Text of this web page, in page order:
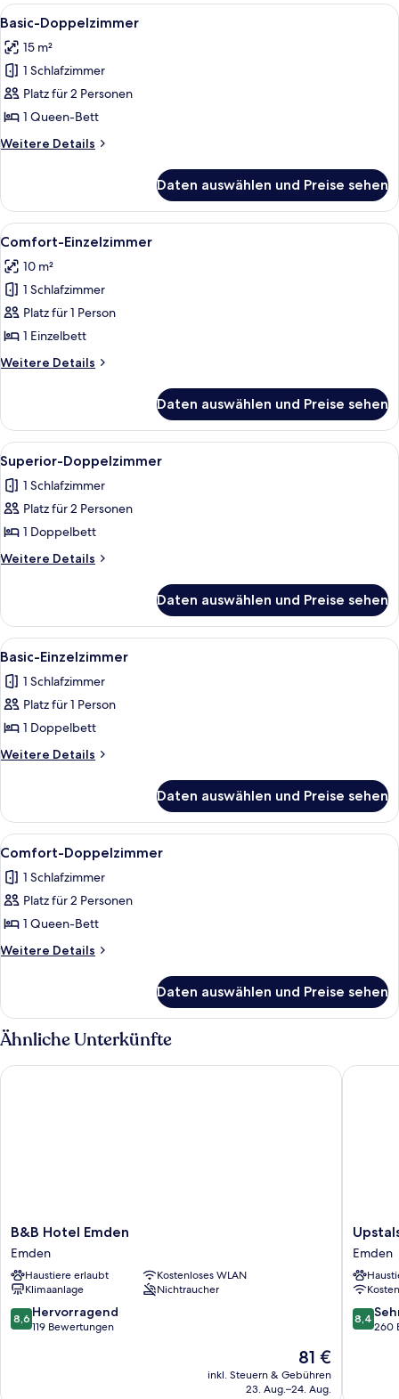
Alle
Fotos
für
Basic-
Doppelzimmer
anzeigen
Ein Hotelzimmer mit einem großen
5
Basic-Doppelzimmer
15 m²
1 Schlafzimmer
Platz für 2 Personen
1 Queen-Bett
Weitere Details
Weitere
Doppelzimmer
Daten auswählen und Preise sehen
Alle
Fotos
für
Comfort-
Einzelzimmer
anzeigen
Ein modernes Hotelzimmer mit Bett,
4
Comfort-Einzelzimmer
10 m²
1 Schlafzimmer
Platz für 1 Person
1 Einzelbett
Weitere Details
Weitere
Einzelzimmer
Daten auswählen und Preise sehen
Alle
Fotos
für
Superior-
Doppelzimmer
anzeigen
Ein modernes Schlafzimmer mit
3
Superior-Doppelzimmer
1 Schlafzimmer
Platz für 2 Personen
1 Doppelbett
Weitere Details
Weitere
Doppelzimmer
Daten auswählen und Preise sehen
Alle
Fotos
für
Basic-
Einzelzimmer
anzeigen
Ein Hotelzimmer mit Bett,
3
Basic-Einzelzimmer
1 Schlafzimmer
Platz für 1 Person
1 Doppelbett
Weitere Details
Weitere
Einzelzimmer
Daten auswählen und Preise sehen
Alle
Fotos
für
Comfort-
Doppelzimmer
anzeigen
Ein modernes Hotelzimmer mit
4
Comfort-Doppelzimmer
1 Schlafzimmer
Platz für 2 Personen
1 Queen-Bett
Weitere Details
Weitere
Doppelzimmer
Daten auswählen und Preise sehen
Ähnliche Unterkünfte
B&B
Hotel
Emden
Emden
B&B Hotel Emden
Emden
Haustiere erlaubt
Kostenloses WLAN
Klimaanlage
Nichtraucher
8.6
von
8,6 Hervorragend
119 Bewertungen
Der
Preis
beträgt
81 €
inkl. Steuern & Gebühren
23. Aug.–24. Aug.
B&B Hotel Emden
Emden
Emden
8.4
von
8,4
260